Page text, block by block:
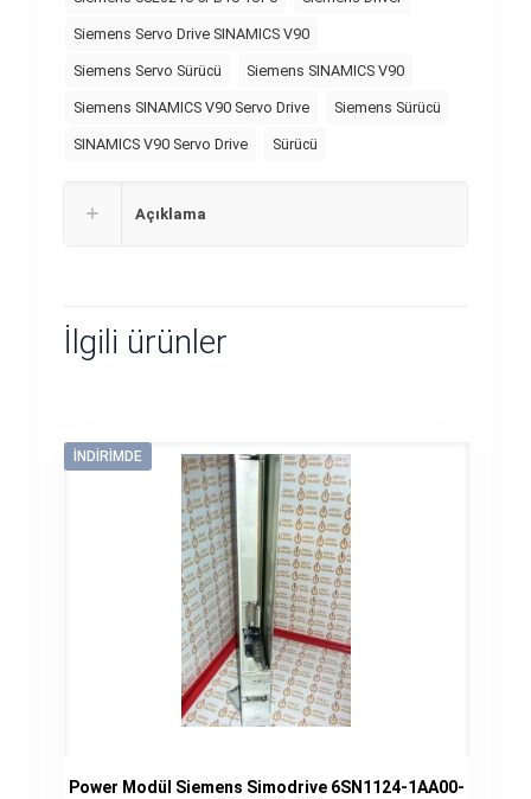
Siemens Servo Drive SINAMICS V90
Siemens Servo Sürücü Siemens SINAMICS V90
Siemens SINAMICS V90 Servo Drive Siemens Sürücü
SINAMICS V90 Servo Drive Sürücü
Açıklama
İlgili ürünler
İNDIRIMDE
Power Modül Siemens Simodrive 6SN1124-1AA00-